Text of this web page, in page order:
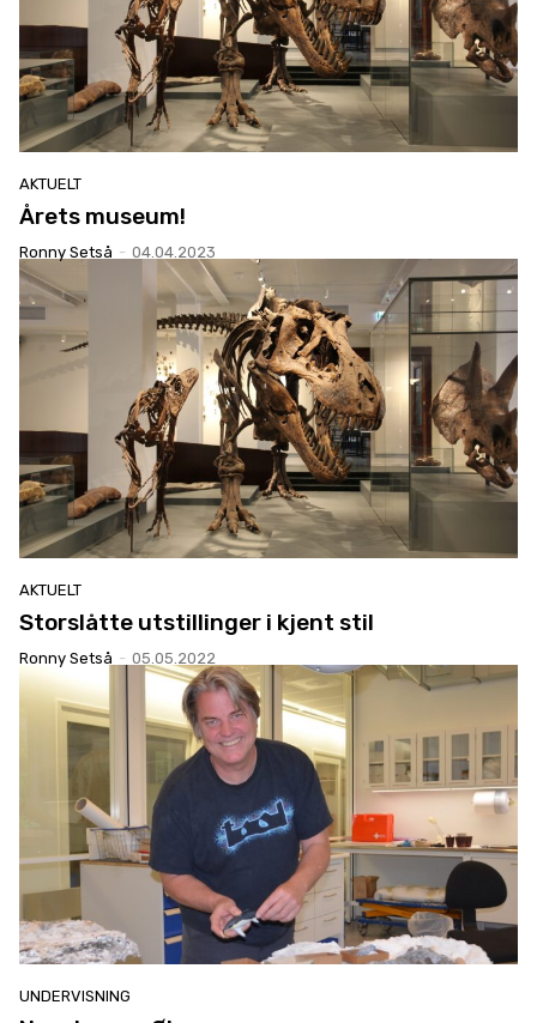
AKTUELT
Årets museum!
Ronny Setså - 04.04.2023
AKTUELT
Storslåtte utstillinger i kjent stil
Ronny Setså - 05.05.2022
UNDERVISNING